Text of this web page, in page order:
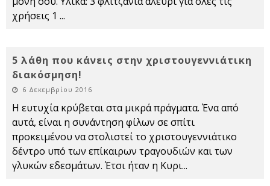
χρήσεις 1 ...
5 λάθη που κάνεις στην χριστουγεννιάτικη
διακόσμηση!
6 Δεκεμβρίου 2016
Η ευτυχία κρύβεται στα μικρά πράγματα. Ένα από
αυτά, είναι η συνάντηση φίλων σε σπίτι
προκειμένου να στολιστεί το χριστουγεννιάτικο
δέντρο υπό των επίκαιρων τραγουδιών και των
γλυκών εδεσμάτων. Έτσι ήταν η Κυρι...